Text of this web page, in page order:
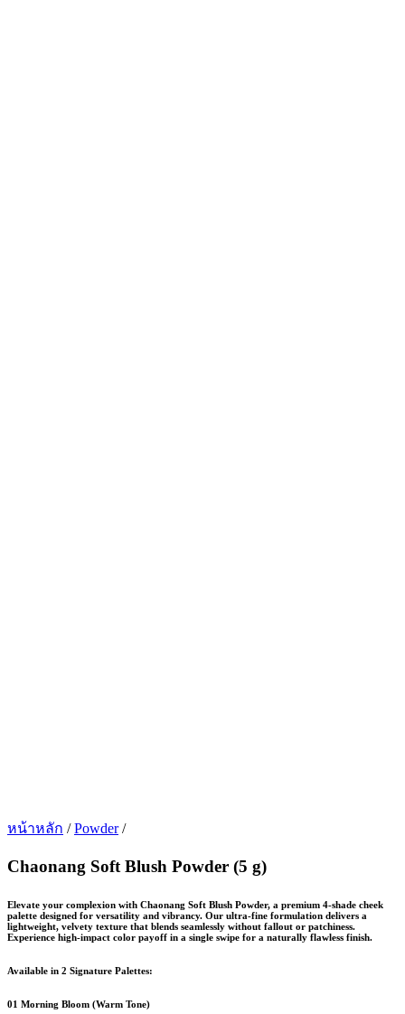
หน้าหลัก /Powder/
Chaonang Soft Blush Powder (5 g)
Elevate your complexion with Chaonang Soft Blush Powder, a premium 4-shade cheek
palette designed for versatility and vibrancy. Our ultra-fine formulation delivers a
lightweight, velvety texture that blends seamlessly without fallout or patchiness.
Experience high-impact color payoff in a single swipe for a naturally flawless finish.
Available in 2 Signature Palettes:
01 Morning Bloom (Warm Tone)